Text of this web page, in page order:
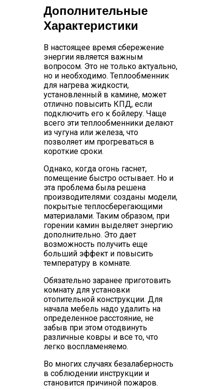
Дополнительные
Характеристики
В настоящее время сбережение
энергии является важным
вопросом. Это не только актуально,
но и необходимо. Теплообменник
для нагрева жидкости,
установленный в камине, может
отлично повысить КПД, если
подключить его к бойлеру. Чаще
всего эти теплообменники делают
из чугуна или железа, что
позволяет им прогреваться в
короткие сроки.
Однако, когда огонь гаснет,
помещение быстро остывает. Но и
эта проблема была решена
производителями: созданы модели,
покрытые теплосберегающими
материалами. Таким образом, при
горении камин выделяет энергию
дополнительно. Это дает
возможность получить еще
больший эффект и повысить
температуру в комнате.
Обязательно заранее приготовить
комнату для установки
отопительной конструкции. Для
начала мебель надо удалить на
определенное расстояние, не
забыв при этом отодвинуть
различные ковры и все то, что
легко воспламеняемо.
Во многих случаях безалаберность
в соблюдении инструкции и
становится причиной пожаров.